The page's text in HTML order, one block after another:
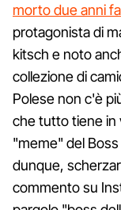
morto due anni fa
protagonista di
kitsch e noto
collezione di
Polese non c'è
che tutto tiene in
"meme" del
dunque,
commento su